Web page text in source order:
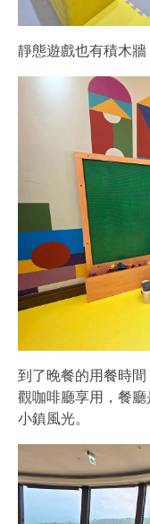
靜態遊戲也有積木牆
到了晚餐的用餐時
觀咖啡廳享用，餐
小鎮風光。